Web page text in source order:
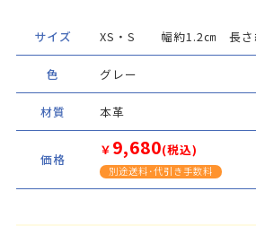
サイズ XS・S 幅約1.2㎝ 長さ
色 グレー
材質 本革
価格
￥ 9,680(税込)
別途送料･代引き手数料